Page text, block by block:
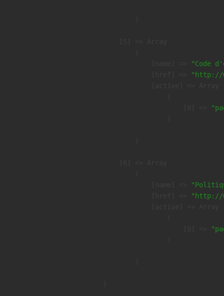
"Code
"http://
"http://